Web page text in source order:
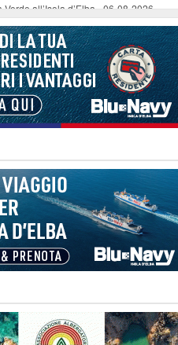
all’Isola d’Elba-06-08-2026
a Capoliveri, illeso il conducente-
della biblioteca comunale in
la Festa di Liberazione: il